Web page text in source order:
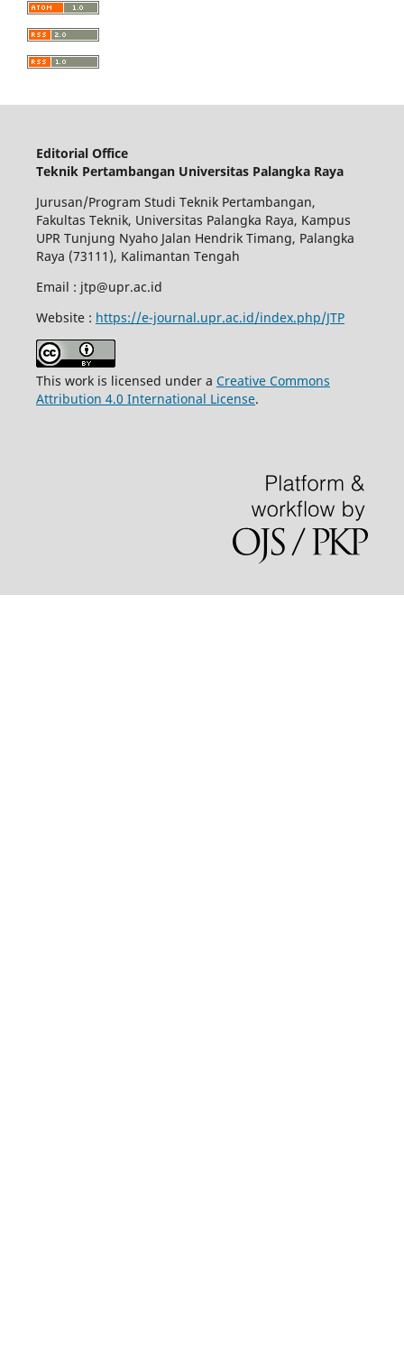
Editorial Office
Teknik Pertambangan Universitas Palangka Raya
Jurusan/Program Studi Teknik Pertambangan,
Fakultas Teknik, Universitas Palangka Raya, Kampus
UPR Tunjung Nyaho Jalan Hendrik Timang, Palangka
Raya (73111), Kalimantan Tengah
Email : jtp@upr.ac.id
Website : https://e-journal.upr.ac.id/index.php/JTP
This work is licensed under a Creative Commons
Attribution 4.0 International License.